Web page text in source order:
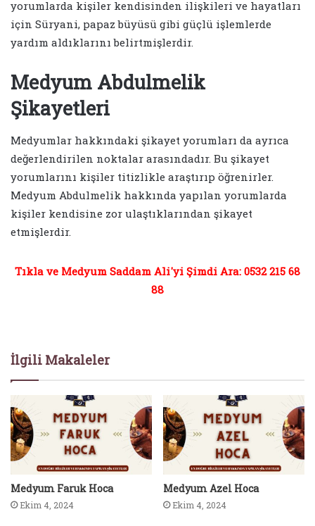
yorumlarda kişiler kendisinden ilişkileri ve hayatları
için Süryani, papaz büyüsü gibi güçlü işlemlerde
yardım aldıklarını belirtmişlerdir.
Medyum Abdulmelik
Şikayetleri
Medyumlar hakkındaki şikayet yorumları da ayrıca
değerlendirilen noktalar arasındadır. Bu şikayet
yorumlarını kişiler titizlikle araştırıp öğrenirler.
Medyum Abdulmelik hakkında yapılan yorumlarda
kişiler kendisine zor ulaştıklarından şikayet
etmişlerdir.
Tıkla ve Medyum Saddam Ali'yi Şimdi Ara: 0532 215 68
88
İlgili Makaleler
Medyum Faruk Hoca
Ekim 4, 2024
Medyum Azel Hoca
Ekim 4, 2024